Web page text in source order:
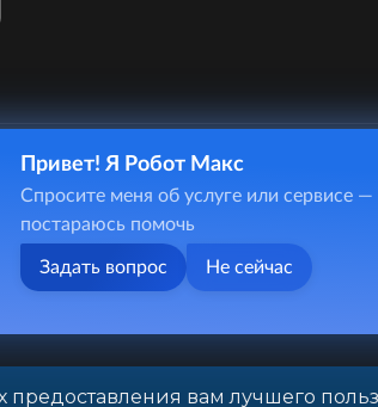
г. Саратов, ул. Первомайская, д. 78
02-49
вам лучшего
Привет! Я Робот Макс
Спросите меня об услуге или сервисе —
постараюсь помочь
Задать вопрос Не сейчас